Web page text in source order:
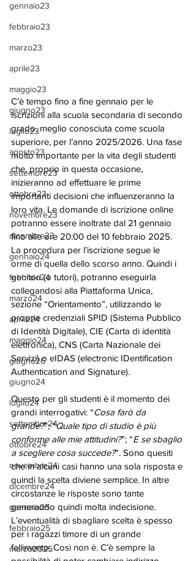
gennaio23
febbraio23
marzo23
aprile23
maggio23
giugno23
luglio23
agosto23
settembre23
ottobre23
novembre23
dicembre23
gennaio24
febbraio24
marzo24
aprile24
maggio24
giugno26
giugno24
luglio24
settembre24
ottobre24
novembre24
dicembre24
gennaio25
febbraio25
marzo2025
C’è tempo fino a fine gennaio per le
iscrizioni alla scuola secondaria di secondo
grado, meglio conosciuta come scuola
superiore, per l’anno 2025/2026. Una fase
molto importante per la vita degli studenti
che, proprio in questa occasione,
inizieranno ad effettuare le prime
importanti decisioni che influenzeranno la
loro vita. Le domande di iscrizione online
potranno essere inoltrate dal 21 gennaio
fino alle ore 20:00 del 10 febbraio 2025.
La procedura per l’iscrizione segue le
orme di quella dello scorso anno. Quindi i
genitori (o tutori), potranno eseguirla
collegandosi alla Piattaforma Unica,
sezione “Orientamento”, utilizzando le
proprie credenziali SPID (Sistema Pubblico
di Identità Digitale), CIE (Carta di identità
elettronica), CNS (Carta Nazionale dei
Servizi) o eIDAS (electronic IDentification
Authentication and Signature).
Questo per gli studenti è il momento dei
grandi interrogativi: “Cosa farò da
grande?”; “Quale tipo di studio è più
conforme alle mie attitudini?”; “E se sbaglio
a scegliere cosa succede?”. Sono quesiti
che in alcuni casi hanno una sola risposta e
quindi la scelta diviene semplice. In altre
circostanze le risposte sono tante
generando quindi molta indecisione.
L’eventualità di sbagliare scelta è spesso
per i ragazzi timore di un grande
fallimento. Così non è. C’è sempre la